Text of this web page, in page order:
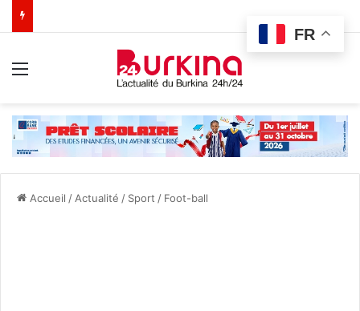
Accueil / Actualité / Sport / Foot-ball
FR